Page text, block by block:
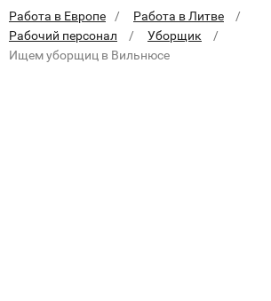
Работа в Европе
Работа в Литве
Рабочий персонал
Уборщик
Ищем уборщиц в Вильнюсе